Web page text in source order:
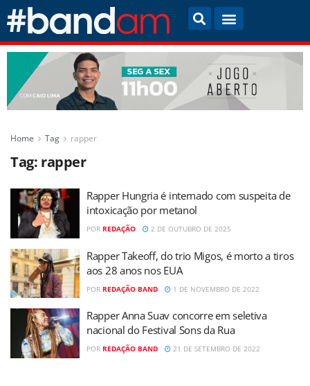
Home Tag rapper
Tag: rapper
Rapper Hungria é internado com suspeita de
intoxicação por metanol
POR REDAÇÃO 2 DE OUTUBRO DE 2025
Rapper Takeoff, do trio Migos, é morto a tiros
aos 28 anos nos EUA
POR REDAÇÃO BAND 1 DE NOVEMBRO DE 2022
Rapper Anna Suav concorre em seletiva
nacional do Festival Sons da Rua
POR REDAÇÃO BAND 21 DE SETEMBRO DE 2022